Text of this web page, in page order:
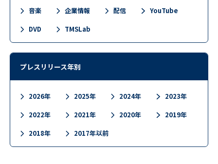
音楽
企業情報 配信
YouTube
DVD
TMSLab
プレスリリース年別
2026年 2025年 2024年
2023年
2022年
2021年 2020年
2019年
2018年
2017年以前